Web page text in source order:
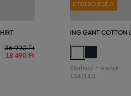
36 990 Ft
18 490 Ft
UTOLSÓ ESÉLY
ING GANT COTTON
Elérhető méretek:
134/140